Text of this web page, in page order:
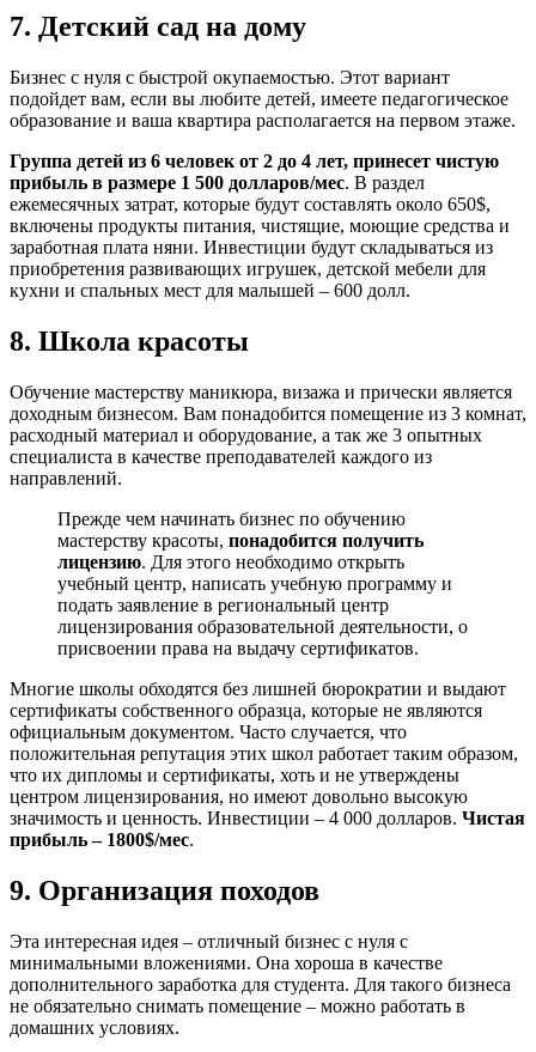
7. Детский сад на дому
Бизнес с нуля с быстрой окупаемостью. Этот вариант
подойдет вам, если вы любите детей, имеете педагогическое
образование и ваша квартира располагается на первом этаже.
Группа детей из 6 человек от 2 до 4 лет, принесет чистую
прибыль в размере 1 500 долларов/мес. В раздел
ежемесячных затрат, которые будут составлять около 650$,
включены продукты питания, чистящие, моющие средства и
заработная плата няни. Инвестиции будут складываться из
приобретения развивающих игрушек, детской мебели для
кухни и спальных мест для малышей – 600 долл.
8. Школа красоты
Обучение мастерству маникюра, визажа и прически является
доходным бизнесом. Вам понадобится помещение из 3 комнат,
расходный материал и оборудование, а так же 3 опытных
специалиста в качестве преподавателей каждого из
направлений.
Прежде чем начинать бизнес по обучению
мастерству красоты, понадобится получить
лицензию. Для этого необходимо открыть
учебный центр, написать учебную программу и
подать заявление в региональный центр
лицензирования образовательной деятельности, о
присвоении права на выдачу сертификатов.
Многие школы обходятся без лишней бюрократии и выдают
сертификаты собственного образца, которые не являются
официальным документом. Часто случается, что
положительная репутация этих школ работает таким образом,
что их дипломы и сертификаты, хоть и не утверждены
центром лицензирования, но имеют довольно высокую
значимость и ценность. Инвестиции – 4 000 долларов. Чистая
прибыль – 1800$/мес.
9. Организация походов
Эта интересная идея – отличный бизнес с нуля с
минимальными вложениями. Она хороша в качестве
дополнительного заработка для студента. Для такого бизнеса
не обязательно снимать помещение – можно работать в
домашних условиях.